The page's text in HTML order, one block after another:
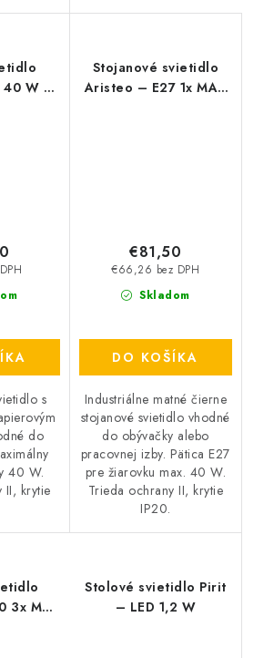
40 W –
s
do
40 W.
II, krytie
Stojanové svietidlo
Aristeo – E27 1x MAX
Skladom
€66,26 bez DPH
€81,50
DO KOŠÍKA
Industriálne matné čierne
stojanové svietidlo vhodné
do obývačky alebo
pracovnej izby. Pätica E27
pre žiarovku max. 40 W.
Trieda ochrany II, krytie
IP20.
MAX
Stolové svietidlo Pirit
– LED 1,2 W